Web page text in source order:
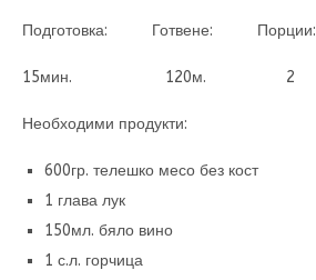
Подготовка: Готвене: Порции:
15мин. 120м. 2
Необходими продукти:
600гр. телешко месо без кост
1 глава лук
150мл. бяло вино
1 с.л. горчица